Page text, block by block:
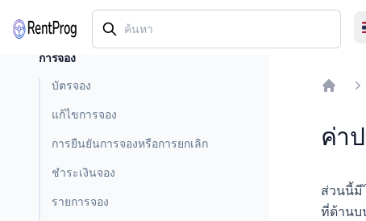
การจอง
บัตรจอง
แก้ไขการจอง
การยืนยันการจองหรือการยกเลิก
ชำระเงินจอง
รายการจอง
ค่า
ส่วนนี้มี
ที่ด้านบ